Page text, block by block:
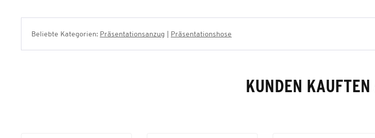
Beliebte Kategorien: Präsentationsanzug Präsentationshose
KUNDEN KAUFTEN